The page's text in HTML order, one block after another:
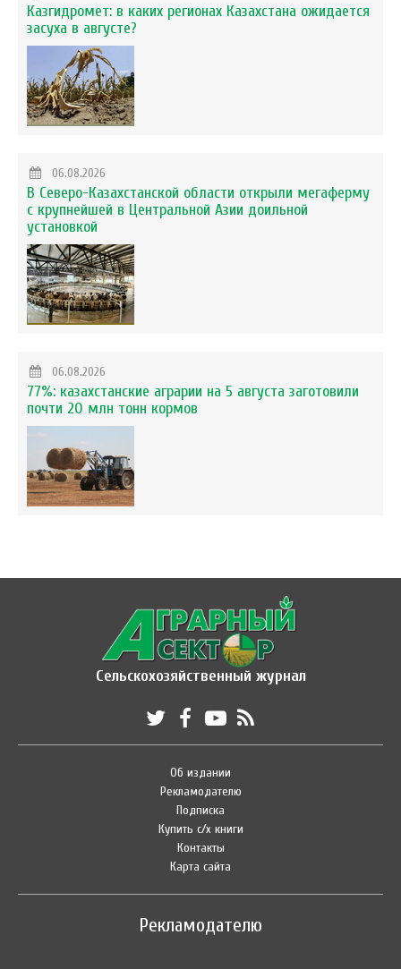
Казгидромет: в каких регионах Казахстана ожидается
засуха в августе?
06.08.2026
В Северо-Казахстанской области открыли мегаферму
с крупнейшей в Центральной Азии доильной
установкой
06.08.2026
77%: казахстанские аграрии на 5 августа заготовили
почти 20 млн тонн кормов
Сельскохозяйственный журнал
Об издании
Рекламодателю
Подписка
Купить с/х книги
Контакты
Карта сайта
Рекламодателю